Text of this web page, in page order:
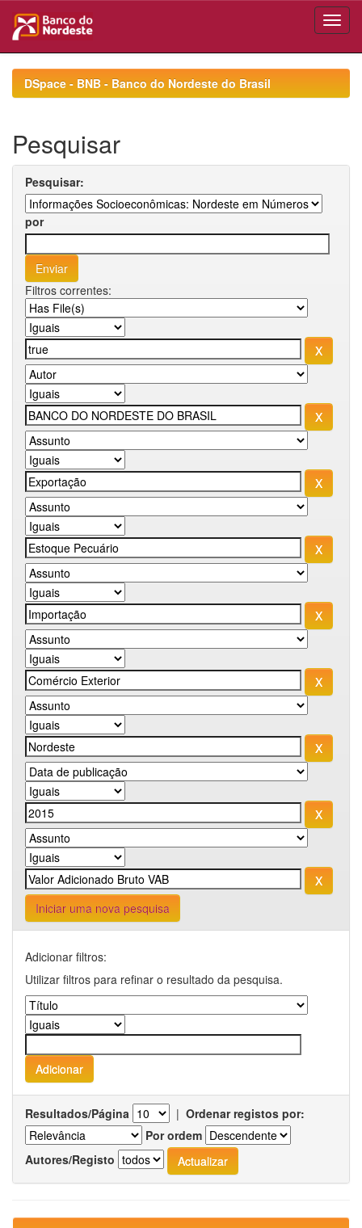
navigationDSpace - BNB - Banco do Nordeste do Brasil
Pesquisar
Pesquisar:
por
Filtros correntes:
Iniciar uma nova pesquisa
Adicionar filtros:
Utilizar filtros para refinar o resultado da pesquisa.
Resultados/Página | Ordenar registos por:
Por ordem
Autores/Registo